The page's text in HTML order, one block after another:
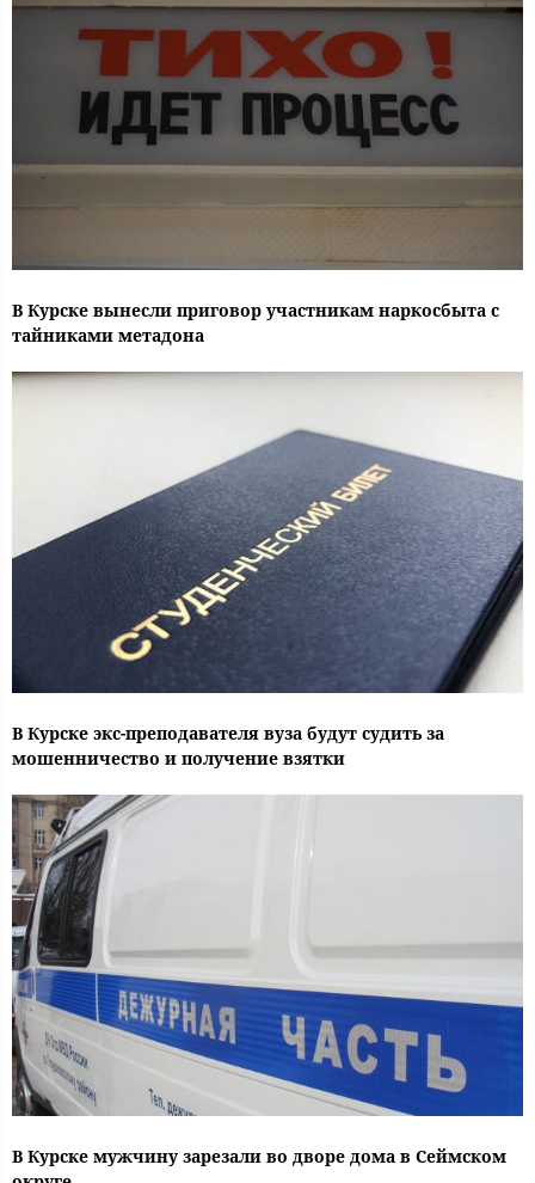
В Курске вынесли приговор участникам наркосбыта с
тайниками метадона
В Курске экс-преподавателя вуза будут судить за
мошенничество и получение взятки
В Курске мужчину зарезали во дворе дома в Сеймском